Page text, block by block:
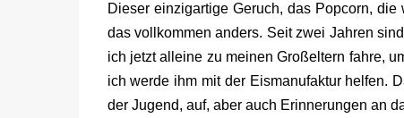
Dieser einzigartige Geruch, das Popcorn,
das vollkommen anders. Seit zwei Jahren
ich jetzt alleine zu meinen Großeltern fahre,
ich werde ihm mit der Eismanufaktur helfen.
der Jugend, auf, aber auch Erinnerungen an